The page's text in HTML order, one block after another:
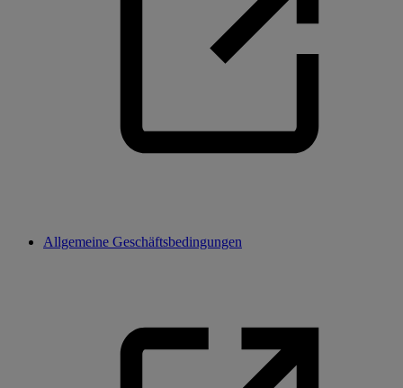
Allgemeine Geschäftsbedingungen